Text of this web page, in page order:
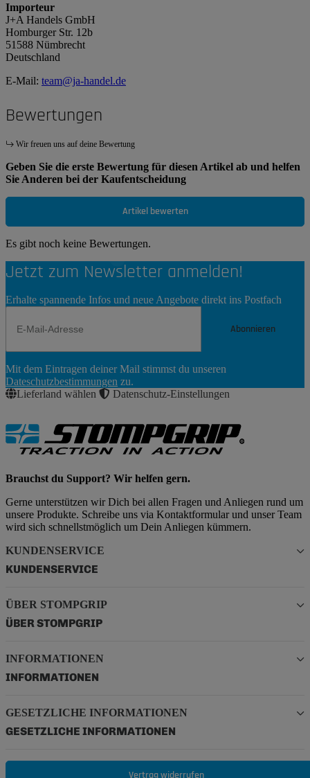
Importeur
J+A Handels GmbH
Homburger Str. 12b
51588 Nümbrecht
Deutschland
E-Mail: team@ja-handel.de
Bewertungen
Wir freuen uns auf deine Bewertung
Geben Sie die erste Bewertung für diesen Artikel ab und helfen
Sie Anderen bei der Kaufentscheidung
Artikel bewerten
Es gibt noch keine Bewertungen.
Jetzt zum Newsletter anmelden!
Erhalte spannende Infos und neue Angebote direkt ins Postfach
Abonnieren
Abonnieren
Mit dem Eintragen deiner Mail stimmst du unseren
Dateschutzbestimmungen zu.
Lieferland wählen
Datenschutz-Einstellungen
Brauchst du Support? Wir helfen gern.
Gerne unterstützen wir Dich bei allen Fragen und Anliegen rund um
unsere Produkte. Schreibe uns via Kontaktformular und unser Team
wird sich schnellstmöglich um Dein Anliegen kümmern.
KUNDENSERVICE
KUNDENSERVICE
ÜBER STOMPGRIP
ÜBER STOMPGRIP
INFORMATIONEN
INFORMATIONEN
GESETZLICHE INFORMATIONEN
GESETZLICHE INFORMATIONEN
Vertrag widerrufen